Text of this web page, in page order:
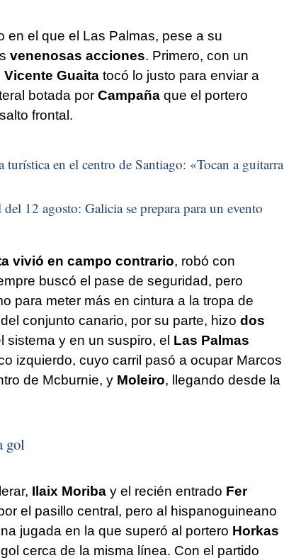
en el que el Las Palmas, pese a su
venenosas acciones. Primero, con un
Vicente Guaitatocó lo justo para enviar a
botada por Campañaque el portero
frontal.
en el centro de Santiago: «Tocan a guitarra
12 agosto: Galicia se prepara para un evento
vivió en campo contrario, robó con
buscó el pase de seguridad, pero
para meter más en cintura a la tropa de
conjunto canario, por su parte, hizo dos
sistema y en un suspiro, el Las Palmas
izquierdo, cuyo carril pasó a ocupar Marcos
de Mcburnie, y Moleiro, llegando desde la
gol
Ilaix Moribay el recién entrado Fer
el pasillo central, pero al hispanoguineano
jugada en la que superó al portero Horkas
cerca de la misma línea. Con el partido